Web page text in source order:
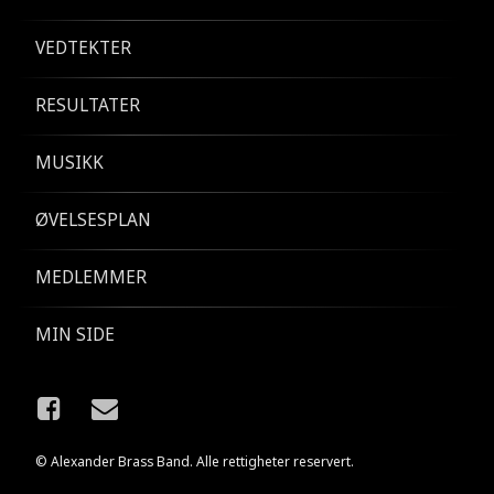
VEDTEKTER
RESULTATER
MUSIKK
ØVELSESPLAN
MEDLEMMER
MIN SIDE
Facebook
E-post
© Alexander Brass Band. Alle rettigheter reservert.